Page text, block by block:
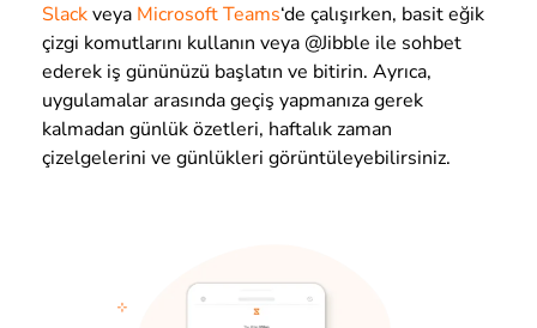
Slackveya Microsoft Teams‘de çalışırken, basit eğik
çizgi komutlarını kullanın veya @Jibble ile sohbet
ederek iş gününüzü başlatın ve bitirin. Ayrıca,
uygulamalar arasında geçiş yapmanıza gerek
kalmadan günlük özetleri, haftalık zaman
çizelgelerini ve günlükleri görüntüleyebilirsiniz.